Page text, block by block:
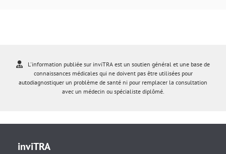
L'information publiée sur inviTRA est un soutien général et une base de
connaissances médicales qui ne doivent pas être utilisées pour
autodiagnostiquer un problème de santé ni pour remplacer la consultation
avec un médecin ou spécialiste diplômé.
inviTRA